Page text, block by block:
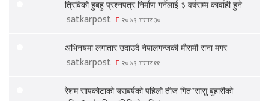
त्रिबिको हुबहु प्रश्नपत्र निर्माण गर्नेलाई ३ वर्षसम्म कार्वाही हुने
satkarpost २०७९ असार ३०
अभिनयमा लगातार उदाउदै नेपालगन्जकी मौसमी राना मगर
satkarpost २०७९ असार ११
रेशम सापकोटाको यसबर्षको पहिलो तीज गित”सासु बुहारीको